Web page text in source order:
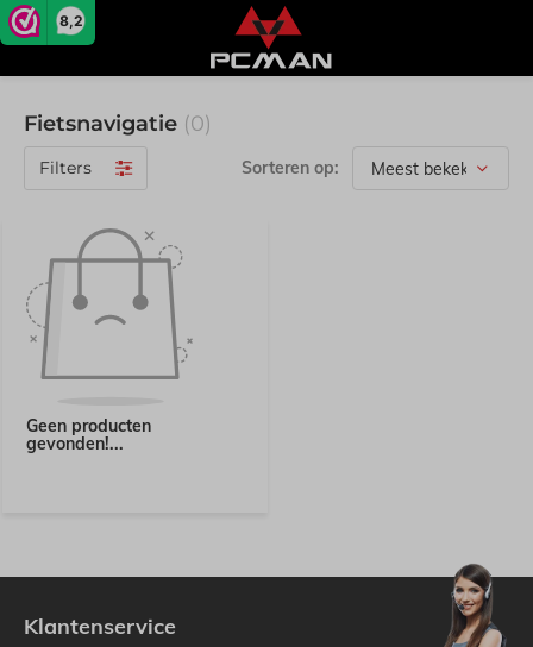
8,2
Fietsnavigatie (0)
Filters Sorteren op:
Geen producten
gevonden!...
Klantenservice